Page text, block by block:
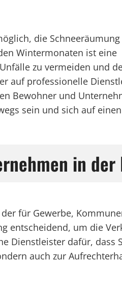
die
Wintermonaten ist eine
zu vermeiden und
auf professionelle
Bewohner und
sein und sich auf
in
für Gewerbe,
entscheidend, um die
Dienstleister dafür, dass
auch zur